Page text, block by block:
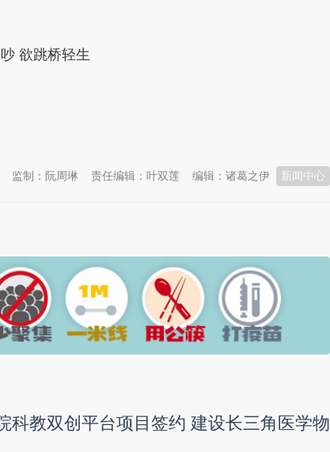
欲跳桥轻生
新闻中心
编辑：诸葛之伊
责任编辑：叶双莲
监制：阮周琳
科教双创平台项目签约 建设长三角医学物